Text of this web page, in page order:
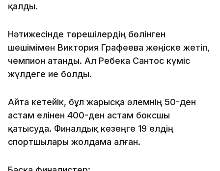
қалды.
Нәтижесінде төрешілердің бөлінген
шешімімен Виктория Графеева жеңіске жетіп,
чемпион атанды. Ал Ребека Сантос күміс
жүлдеге ие болды.
Айта кетейік, бұл жарысқа әлемнің 50-ден
астам елінен 400-ден астам боксшы
қатысуда. Финалдық кезеңге 19 елдің
спортшылары жолдама алған.